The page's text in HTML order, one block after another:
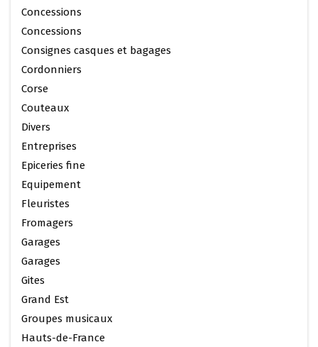
Concessions
Concessions
Consignes casques et bagages
Cordonniers
Corse
Couteaux
Divers
Entreprises
Epiceries fine
Equipement
Fleuristes
Fromagers
Garages
Garages
Gites
Grand Est
Groupes musicaux
Hauts-de-France